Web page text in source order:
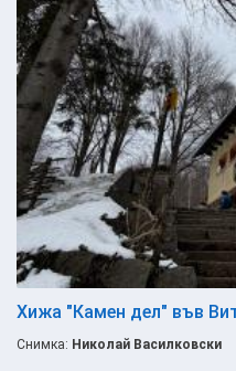
Хижа "Камен дел" във
Снимка: Николай Василковски